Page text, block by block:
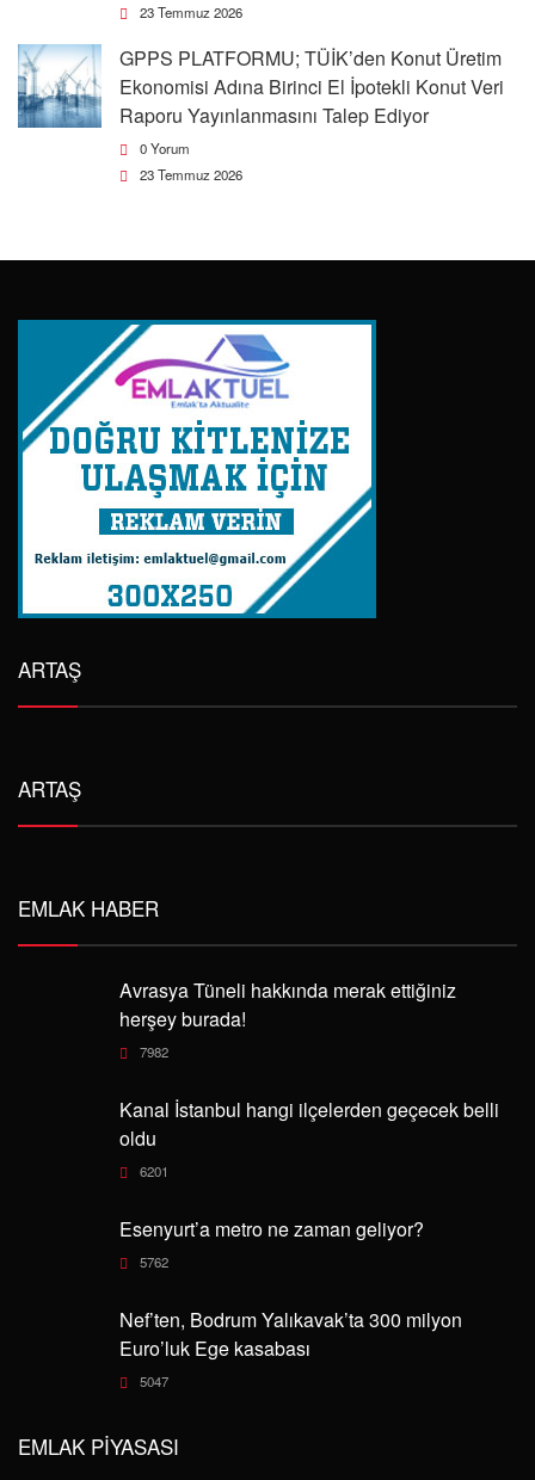
23 Temmuz 2026
GPPS PLATFORMU; TÜİK’den Konut Üretim
Ekonomisi Adına Birinci El İpotekli Konut Veri
Raporu Yayınlanmasını Talep Ediyor
0 Yorum
23 Temmuz 2026
ARTAŞ
ARTAŞ
EMLAK HABER
Avrasya Tüneli hakkında merak ettiğiniz
herşey burada!
7982
Kanal İstanbul hangi ilçelerden geçecek belli
oldu
6201
Esenyurt’a metro ne zaman geliyor?
5762
Nef’ten, Bodrum Yalıkavak’ta 300 milyon
Euro’luk Ege kasabası
5047
EMLAK PIYASASI